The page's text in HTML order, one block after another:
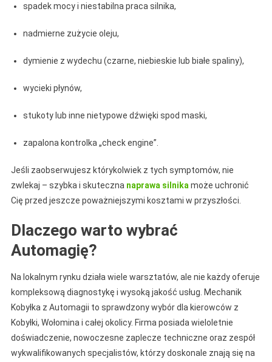
spadek mocy i niestabilna praca silnika,
nadmierne zużycie oleju,
dymienie z wydechu (czarne, niebieskie lub białe spaliny),
wycieki płynów,
stukoty lub inne nietypowe dźwięki spod maski,
zapalona kontrolka „check engine”.
Jeśli zaobserwujesz którykolwiek z tych symptomów, nie
zwlekaj – szybka i skuteczna naprawa silnika może uchronić
Cię przed jeszcze poważniejszymi kosztami w przyszłości.
Dlaczego warto wybrać
Automagię?
Na lokalnym rynku działa wiele warsztatów, ale nie każdy oferuje
kompleksową diagnostykę i wysoką jakość usług. Mechanik
Kobyłka z Automagii to sprawdzony wybór dla kierowców z
Kobyłki, Wołomina i całej okolicy. Firma posiada wieloletnie
doświadczenie, nowoczesne zaplecze techniczne oraz zespół
wykwalifikowanych specjalistów, którzy doskonale znają się na